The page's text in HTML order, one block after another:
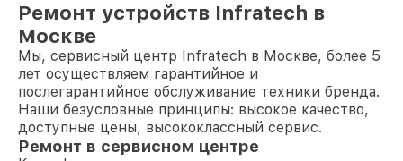
Ремонт устройств Infratech в
Москве
Мы, сервисный центр Infratech в Москве, более 5
лет осуществляем гарантийное и
послегарантийное обслуживание техники бренда.
Наши безусловные принципы: высокое качество,
доступные цены, высококлассный сервис.
Ремонт в сервисном центре